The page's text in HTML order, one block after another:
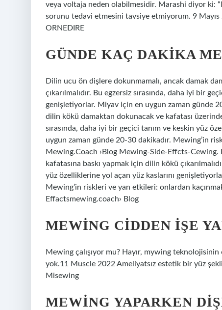
veya voltaja neden olabilmesidir. Marashi diyor ki:
sorunu tedavi etmesini tavsiye etmiyorum. 9
ORNEDIRE
GÜNDE KAÇ DAKIKA
Dilin ucu ön dişlere dokunmamalı, ancak damak
çıkarılmalıdır. Bu egzersiz sırasında, daha iyi bir
genişletiyorlar. Miyav için en uygun zaman günde
dilin kökü damaktan dokunacak ve kafatası
sırasında, daha iyi bir geçici tanım ve keskin yüz
uygun zaman günde 20-30 dakikadır. Mewing’in
Mewing.Coach ›Blog Mewing-Side-Effcts-Cewing.
kafatasına baskı yapmak için dilin kökü
yüz özelliklerine yol açan yüz kaslarını
Mewing’in riskleri ve yan etkileri: onlardan
Effactsmewing.coach› Blog
MEWING CIDDEN IŞE
Mewing çalışıyor mu? Hayır, mywing
yok.11 Muscle 2022 Ameliyatsız estetik bir yüz
Misewing
MEWING YAPARKEN